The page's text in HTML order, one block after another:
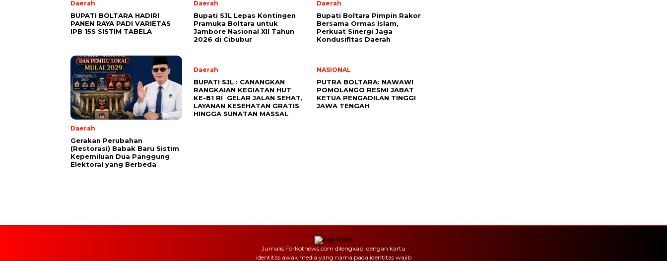
Daerah
BUPATI BOLTARA HADIRI
PANEN RAYA PADI VARIETAS
IPB 15S SISTIM TABELA
Daerah
Bupati SJL Lepas Kontingen
Pramuka Boltara untuk
Jambore Nasional XII Tahun
2026 di Cibubur
Daerah
Bupati Boltara Pimpin Rakor
Bersama Ormas Islam,
Perkuat Sinergi Jaga
Kondusifitas Daerah
Daerah
Gerakan Perubahan
(Restorasi) Babak Baru Sistim
Kepemiluan Dua Panggung
Elektoral yang Berbeda
Daerah
BUPATI SJL : CANANGKAN
RANGKAIAN KEGIATAN HUT
KE-81 RI GELAR JALAN SEHAT,
LAYANAN KESEHATAN GRATIS
HINGGA SUNATAN MASSAL
NASIONAL
PUTRA BOLTARA: NAWAWI
POMOLANGO RESMI JABAT
KETUA PENGADILAN TINGGI
JAWA TENGAH
Jurnalis Forkotnews.com dilengkapi dengan kartu
identitas awak media yang nama pada identitas wajib